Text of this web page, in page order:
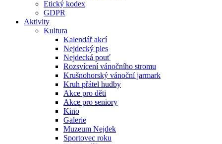
Etický kodex
GDPR
Aktivity
Kultura
Kalendář akcí
Nejdecký ples
Nejdecká pouť
Rozsvícení vánočního stromu
Krušnohorský vánoční jarmark
Kruh přátel hudby
Akce pro děti
Akce pro seniory
Kino
Galerie
Muzeum Nejdek
Sportovec roku